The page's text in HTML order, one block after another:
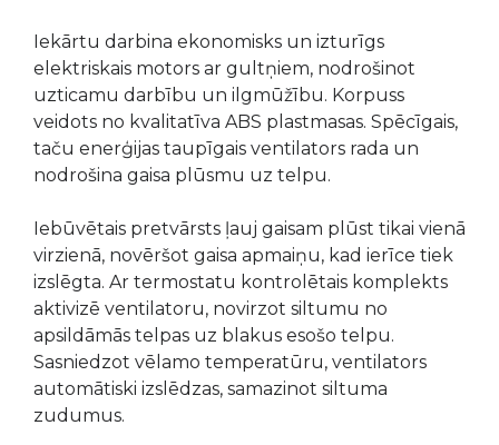
Iekārtu darbina ekonomisks un izturīgs
elektriskais motors ar gultņiem, nodrošinot
uzticamu darbību un ilgmūžību. Korpuss
veidots no kvalitatīva ABS plastmasas. Spēcīgais,
taču enerģijas taupīgais ventilators rada un
nodrošina gaisa plūsmu uz telpu.
Iebūvētais pretvārsts ļauj gaisam plūst tikai vienā
virzienā, novēršot gaisa apmaiņu, kad ierīce tiek
izslēgta. Ar termostatu kontrolētais komplekts
aktivizē ventilatoru, novirzot siltumu no
apsildāmās telpas uz blakus esošo telpu.
Sasniedzot vēlamo temperatūru, ventilators
automātiski izslēdzas, samazinot siltuma
zudumus.